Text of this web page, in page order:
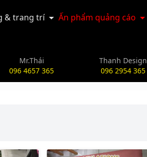
& trang trí Ấn phẩm quảng cáo
Mr.Thái
096 4657 365
Thanh Design
096 2954 365